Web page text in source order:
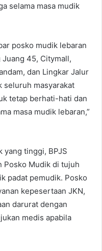
selama masa mudik
posko mudik lebaran
45, Citymall,
dan Lingkar Jalur
seluruh masyarakat
tetap berhati-hati dan
masa mudik lebaran,”
yang tinggi, BPJS
Posko Mudik di tujuh
padat pemudik. Posko
kepesertaan JKN,
darurat dengan
medis apabila